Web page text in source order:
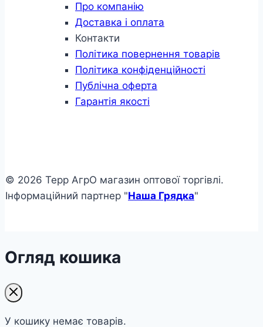
Про компанію
Доставка і оплата
Контакти
Політика повернення товарів
Політика конфіденційності
Публічна оферта
Гарантія якості
© 2026 Терр АгрО магазин оптової торгівлі.
Інформаційний партнер "Наша Грядка"
Огляд кошика
У кошику немає товарів.